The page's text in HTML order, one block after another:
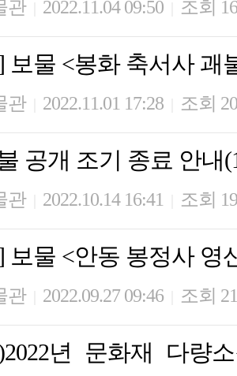
관 2022.11.04 09:50 조회
보물 <봉화 축서사 괘
관 2022.11.01 17:28 조회
공개 조기 종료 안내
관 2022.10.14 16:41 조회
보물 <안동 봉정사 영
관 2022.09.27 09:46 조회
년 문화재 다량